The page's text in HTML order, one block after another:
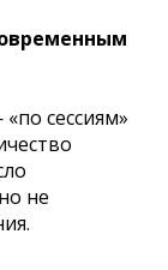
сессиям»
не